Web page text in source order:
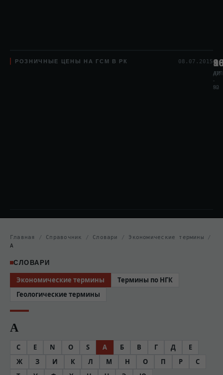
РОЗНИЧНЫЕ ЦЕНЫ НА ГСМ В РК 08.07.2015
АИ
-
80
АИ
-
92
ДТЛ
Главная / Справочник / Словари / Экономические термины /
А
СЛОВАРИ
Экономические термины
Термины по НГК
Геологические термины
А
C E N O S А Б В Г Д
Е
Ж
З И К Л М Н О П Р
С